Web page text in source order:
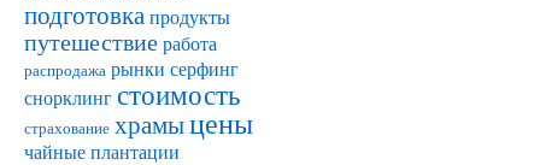
подготовкапродукты
путешествиеработа
распродажа рынки серфинг
снорклингстоимость
страхование храмыцены
чайные плантации